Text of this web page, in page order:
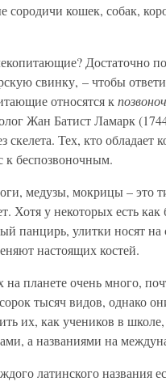
сородичи кошек, собак,
Достаточно
свинку, – чтобы
относятся к
Жан Батист Ламарк
скелета. Тех, кто
к беспозвоночным.
медузы, мокрицы – это
Хотя у некоторых есть
панцирь, улитки носят
настоящих костей.
на планете очень много,
тысяч видов, однако
их, как учеников в
а названиями на
латинского названия